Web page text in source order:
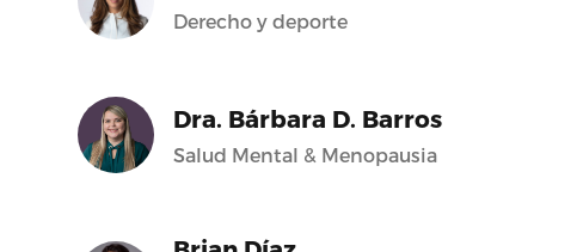
Derecho y deporte
Dra. Bárbara D. Barros
Salud Mental & Menopausia